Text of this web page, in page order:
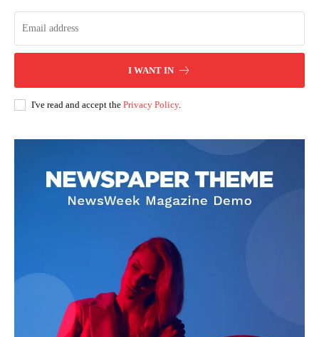
I WANT IN
I've read and accept the Privacy Policy.